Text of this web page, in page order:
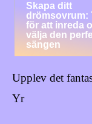
Skapa ditt
drömsovrum:
för att inreda
välja den
sängen
Upplev det
Yr